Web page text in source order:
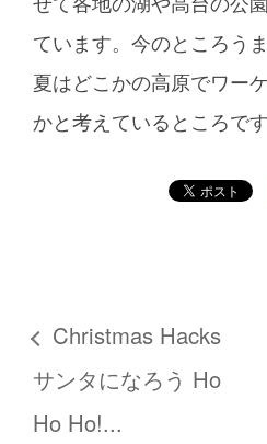
ています。今のところう
夏はどこかの高原でワー
かと考えているところです
Christmas Hacks
サンタになろう Ho
Ho Ho!...